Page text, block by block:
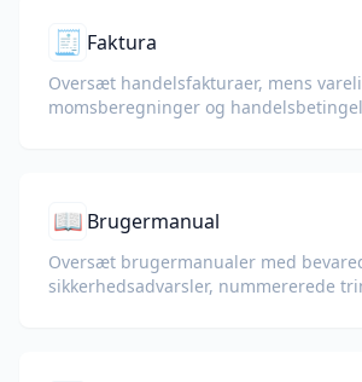
🧾 Faktura
Oversæt handelsfakturaer, mens
momsberegninger og
📖 Brugermanual
Oversæt brugermanualer med
sikkerhedsadvarsler, nummererede